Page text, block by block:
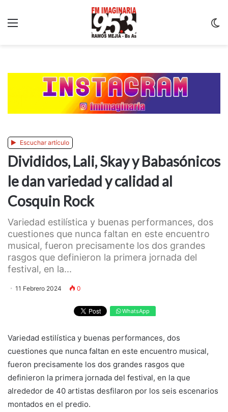
Escuchar artículo
Divididos, Lali, Skay y Babasónicos
le dan variedad y calidad al
Cosquin Rock
Variedad estilística y buenas performances, dos
cuestiones que nunca faltan en este encuentro
musical, fueron precisamente los dos grandes
rasgos que definieron la primera jornada del
festival, en la...
11 Febrero 2024 0
WhatsApp
Variedad estilística y buenas performances, dos
cuestiones que nunca faltan en este encuentro musical,
fueron precisamente los dos grandes rasgos que
definieron la primera jornada del festival, en la que
alrededor de 40 artistas desfilaron por los seis escenarios
montados en el predio.